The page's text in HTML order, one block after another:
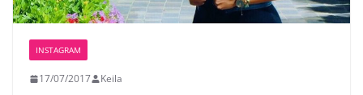
INSTAGRAM
17/07/2017 Keila